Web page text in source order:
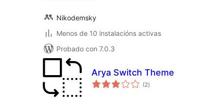
Nikodemsky
Menos de 10 instalacións activas
Probado con 7.0.3
Arya Switch Theme
(2valoracións
totais
)